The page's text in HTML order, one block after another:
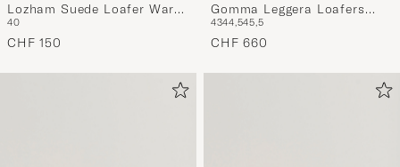
Lozham Suede Loafer Warm
Khaki
40
CHF 150
Gomma Leggera Loafers
Light Beige Suede
4344,545,5
CHF 660